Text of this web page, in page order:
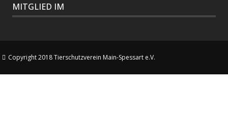
MITGLIED IM
Copyright 2018 Tierschutzverein Main-Spessart e.V.